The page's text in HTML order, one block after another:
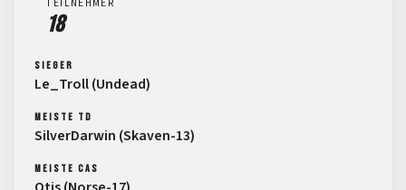
18
SIEGER
Le_Troll (Undead)
MEISTE TD
SilverDarwin (Skaven-13)
MEISTE CAS